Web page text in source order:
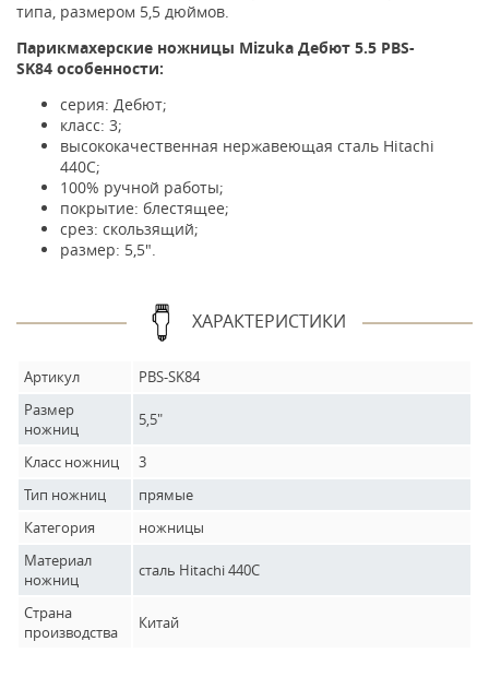
типа, размером 5,5 дюймов.
Парикмахерские ножницы Mizuka Дебют 5.5 PBS-
SK84 особенности:
серия: Дебют;
класс: 3;
высококачественная нержавеющая сталь Hitachi
440C;
100% ручной работы;
покрытие: блестящее;
срез: скользящий;
размер: 5,5".
ХАРАКТЕРИСТИКИ
Артикул
PBS-SK84
Размер
ножниц
5,5"
Класс ножниц
3
Тип ножниц
прямые
Категория
ножницы
Материал
ножниц
сталь Hitachi 440C
Страна
производства
Китай